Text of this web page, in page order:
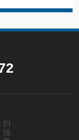
扫
描